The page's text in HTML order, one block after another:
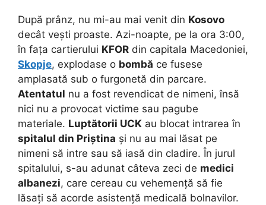
După prânz, nu mi-au mai venit din Kosovo
decât vești proaste. Azi-noapte, pe la ora 3:00,
în fața cartierului KFOR din capitala Macedoniei,
Skopje, explodase o bombă ce fusese
amplasată sub o furgonetă din parcare.
Atentatul nu a fost revendicat de nimeni, însă
nici nu a provocat victime sau pagube
materiale. Luptătorii UCK au blocat intrarea în
spitalul din Priștina și nu au mai lăsat pe
nimeni să intre sau să iasă din cladire. În jurul
spitalului, s-au adunat câteva zeci de medici
albanezi, care cereau cu vehemență să fie
lăsați să acorde asistență medicală bolnavilor.